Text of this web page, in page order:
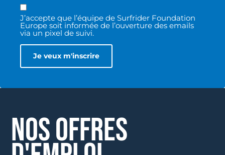
J’accepte que l’équipe de Surfrider Foundation
Europe soit informée de l’ouverture des emails
via un pixel de suivi.
NOS OFFRES